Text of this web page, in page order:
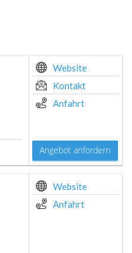
Website
Kontakt
Anfahrt
Angebot anfordern
Website
Anfahrt